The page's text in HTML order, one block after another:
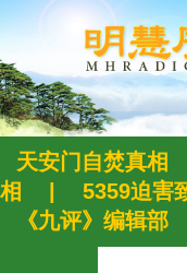
天安门自焚真相
相
5359迫害
《九评》编辑部